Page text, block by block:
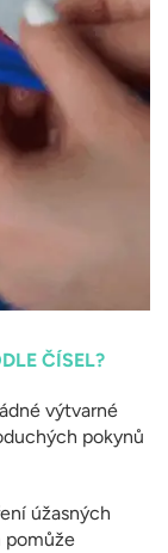
ČÍSEL?
výtvarné
pokynů
úžasných
pomůže